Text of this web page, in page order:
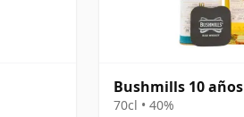
Bushmills 10 años
70cl • 40%